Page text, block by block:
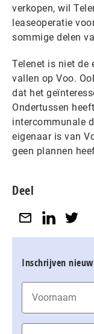
verkopen, wil
leaseoperatie
sommige delen
Telenet is niet de
vallen op Voo.
dat het
Ondertussen
intercommunale
eigenaar is van
geen plannen
Deel
Inschrijven